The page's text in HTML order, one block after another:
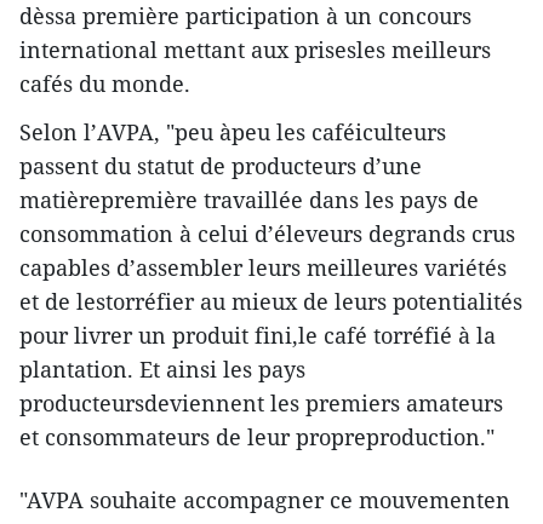
dèssa première participation à un concours
international mettant aux prisesles meilleurs
cafés du monde.
Selon l’AVPA, "peu àpeu les caféiculteurs
passent du statut de producteurs d’une
matièrepremière travaillée dans les pays de
consommation à celui d’éleveurs degrands crus
capables d’assembler leurs meilleures variétés
et de lestorréfier au mieux de leurs potentialités
pour livrer un produit fini,le café torréfié à la
plantation. Et ainsi les pays
producteursdeviennent les premiers amateurs
et consommateurs de leur propreproduction."
"AVPA souhaite accompagner ce mouvementen